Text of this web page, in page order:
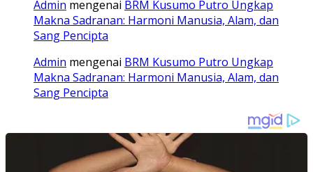
Admin mengenai BRM Kusumo Putro Ungkap
Makna Sadranan: Harmoni Manusia, Alam, dan
Sang Pencipta
Admin mengenai BRM Kusumo Putro Ungkap
Makna Sadranan: Harmoni Manusia, Alam, dan
Sang Pencipta